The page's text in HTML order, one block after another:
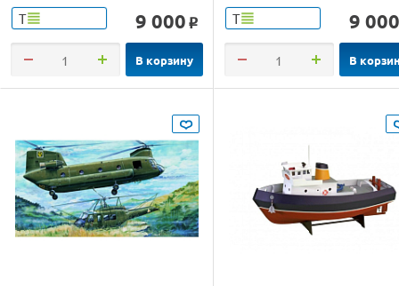
Т 9 000 o
В корзину
Т 9 000
В